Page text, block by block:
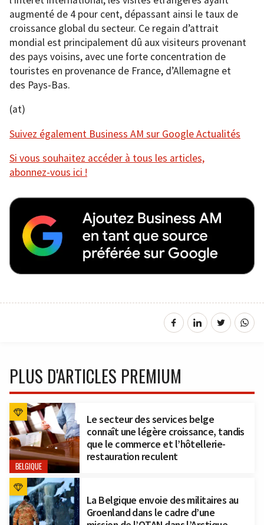
augmenté de 4 pour cent, dépassant ainsi le taux de
croissance global du secteur. Ce regain d’attrait
mondial est principalement dû aux visiteurs provenant
des pays voisins, avec une forte concentration de
touristes en provenance de France, d’Allemagne et
des Pays-Bas.
(at)
Suivez également Business AM sur Google Actualités
Si vous souhaitez accéder à tous les articles,
abonnez-vous ici !
PLUS D'ARTICLES PREMIUM
BELGIQUE
Le secteur des services belge
connaît une légère croissance, tandis
que le commerce et l’hôtellerie-
restauration reculent
La Belgique envoie des militaires au
Groenland dans le cadre d’une